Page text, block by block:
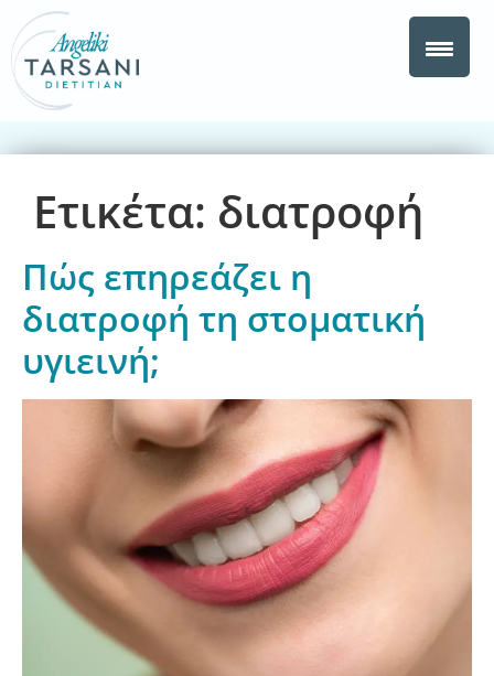
Ετικέτα: διατροφή
Πώς επηρεάζει η
διατροφή τη στοματική
υγιεινή;